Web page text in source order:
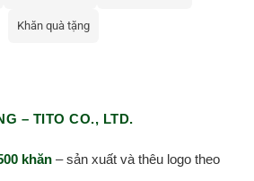
Khăn quà tặng
– TITO CO., LTD.
khăn – sản xuất và thêu logo theo